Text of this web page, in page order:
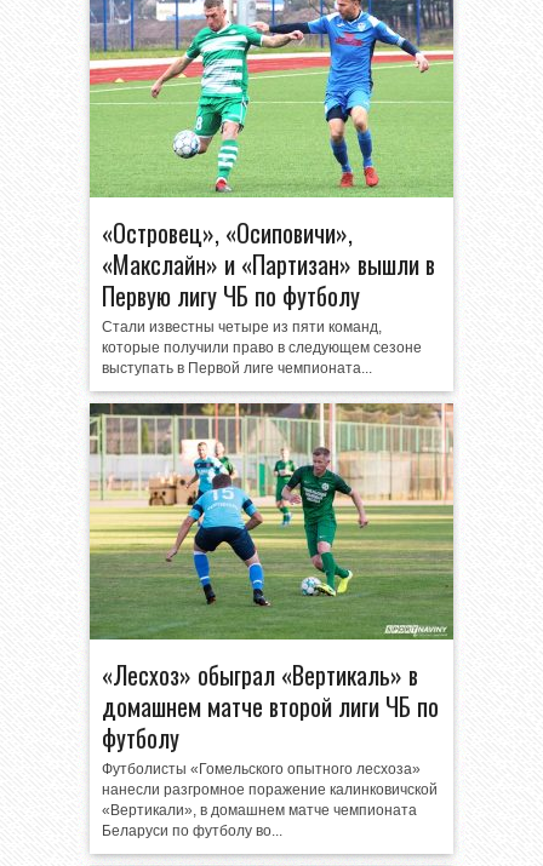
«Островец», «Осиповичи»,
«Макслайн» и «Партизан» вышли в
Первую лигу ЧБ по футболу
Стали известны четыре из пяти команд,
которые получили право в следующем сезоне
выступать в Первой лиге чемпионата...
«Лесхоз» обыграл «Вертикаль» в
домашнем матче второй лиги ЧБ по
футболу
Футболисты «Гомельского опытного лесхоза»
нанесли разгромное поражение калинковичской
«Вертикали», в домашнем матче чемпионата
Беларуси по футболу во...